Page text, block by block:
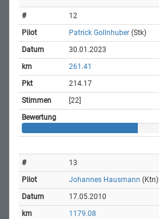
12
Patrick Gollnhuber (Stk)
30.01.2023
261.41
214.17
[22]
13
Johannes Hausmann (Ktn)
17.05.2010
1179.08